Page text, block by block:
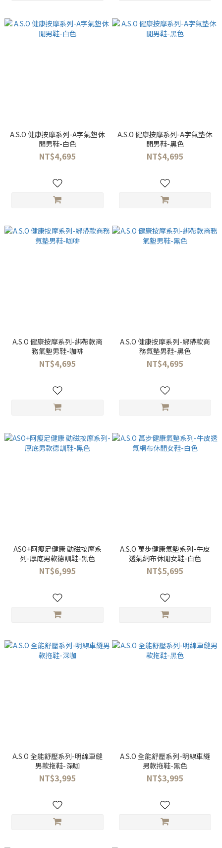
A.S.O 健康按摩系列-A字氣墊休
閒男鞋-白色
NT$4,695
A.S.O 健康按摩系列-A字氣墊休
閒男鞋-黑色
NT$4,695
A.S.O 健康按摩系列-綁帶款商
務氣墊男鞋-咖啡
NT$4,695
A.S.O 健康按摩系列-綁帶款商
務氣墊男鞋-黑色
NT$4,695
ASO+阿瘦足健康 動磁按摩系
列-厚底男款德訓鞋-黑色
NT$6,995
A.S.O 萬步健康氣墊系列-牛皮
透氣網布休閒女鞋-白色
NT$5,695
A.S.O 全能舒壓系列-明線車縫
男款拖鞋-深咖
NT$3,995
A.S.O 全能舒壓系列-明線車縫
男款拖鞋-黑色
NT$3,995